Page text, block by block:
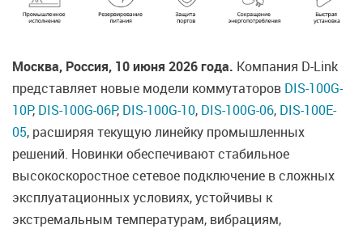
Москва, Россия, 10 июня 2026 года. Компания D-Link
представляет новые модели коммутаторов DIS-100G-
10P, DIS-100G-06P, DIS-100G-10, DIS-100G-06, DIS-100E-
05, расширяя текущую линейку промышленных
решений. Новинки обеспечивают стабильное
высокоскоростное сетевое подключение в сложных
эксплуатационных условиях, устойчивы к
экстремальным температурам, вибрациям,